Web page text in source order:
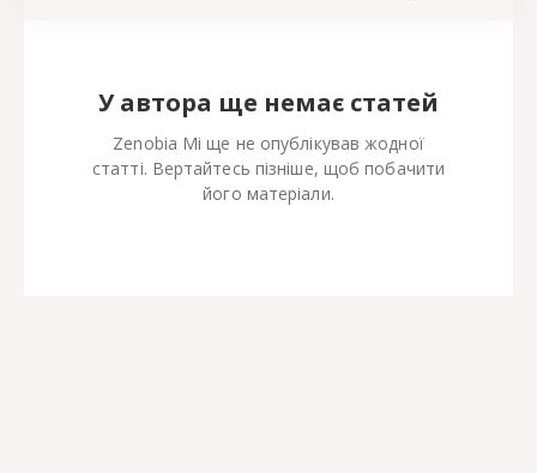
У автора ще немає статей
Zenobia Mi ще не опублікував жодної
статті. Вертайтесь пізніше, щоб побачити
його матеріали.